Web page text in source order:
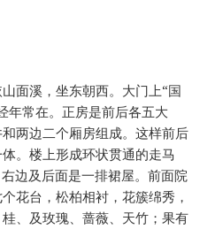
面溪，坐东朝西。大门上“国
年常在。正房是前后各五大
两边二个厢房组成。这样前后
。楼上形成环状贯通的走马
边及后面是一排裙屋。前面院
花台，松柏相衬，花簇绵秀，
、及玫瑰、蔷薇、天竹；果有